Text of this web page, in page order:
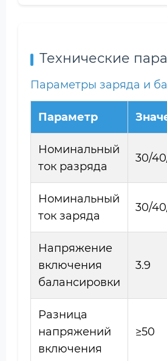
Технические
Параметры заряда и
Параметр
Номинальный
ток разряда
30/
Номинальный
ток заряда
30/
Напряжение
включения
балансировки
3.9
Разница
напряжений
включения
≥50